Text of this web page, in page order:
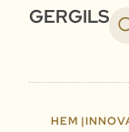
GERGILS
HEM |